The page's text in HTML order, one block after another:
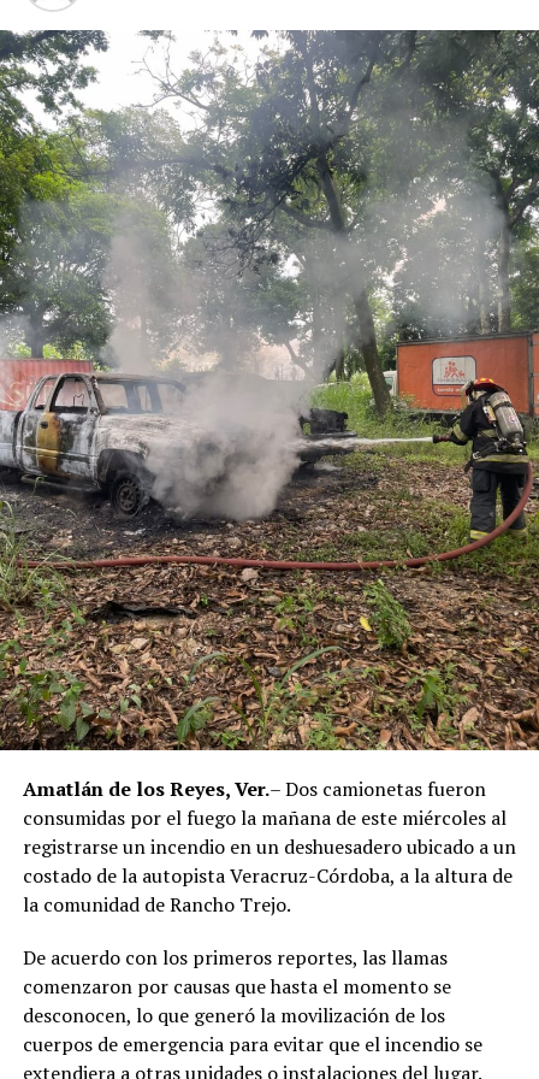
Hasta el cierre de la información no se habían reportado
víctimas mortales relacionadas con el percance.
Las maniobras para retirar el vehículo de carga
requirieron el apoyo de grúas especializadas, debido a las
dimensiones de la unidad y a la posición en que quedó
tras la volcadura. Estas acciones provocaron reducción
de carriles y largas filas de vehículos en ambos sentidos
de la autopista.
Elementos de la Guardia Nacional División Carreteras
realizaron el abanderamiento correspondiente y
tomaron conocimiento de los hechos para determinar
las causas que originaron el accidente.
La circulación fue restablecida de manera gradual
conforme avanzaron los trabajos de retiro de la unidad y
de la mercancía, mientras las autoridades mantuvieron
vigilancia para garantizar la seguridad de los usuarios de
esta importante vía de comunicación.
RELATED TOPICS:
DESPUÉS
Abandonan cuerpo desmembrado a un costado de la
carretera en Acultzingo
ANTES
Desaparece trailero tras reportar presunto intento de
asalto en la autopista Puebla-Orizaba
Amatlán de los Reyes, Ver.– Dos camionetas fueron
consumidas por el fuego la mañana de este miércoles al
registrarse un incendio en un deshuesadero ubicado a un
costado de la autopista Veracruz-Córdoba, a la altura de
la comunidad de Rancho Trejo.
De acuerdo con los primeros reportes, las llamas
comenzaron por causas que hasta el momento se
desconocen, lo que generó la movilización de los
cuerpos de emergencia para evitar que el incendio se
extendiera a otras unidades o instalaciones del lugar.